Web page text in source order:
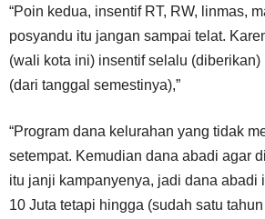
“Poin kedua, insentif RT, RW, linmas,
posyandu itu jangan sampai telat.
(wali kota ini) insentif selalu
(dari tanggal semestinya),”
“Program dana kelurahan yang tidak
setempat. Kemudian dana abadi agar
itu janji kampanyenya, jadi dana abadi
10 Juta tetapi hingga (sudah satu